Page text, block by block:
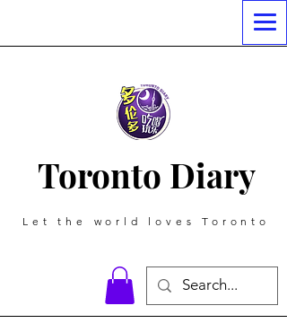
Toronto Diary
Let the world loves Toronto